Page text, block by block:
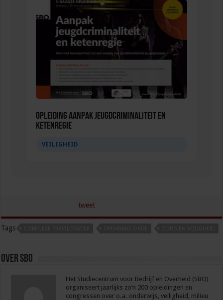
Opleiding Aanpak jeugdcriminaliteit en
ketenregie
VEILIGHEID
tweet
Tags
Over sbo
Het Studiecentrum voor Bedrijf en Overheid (SBO)
organiseert jaarlijks zo’n 200 opleidingen en
congressen over o.a. onderwijs, veiligheid, milieu